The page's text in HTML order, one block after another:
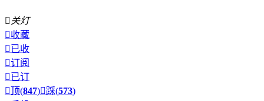
 关灯
收藏
已收
订阅
已订
顶(847)踩(573)